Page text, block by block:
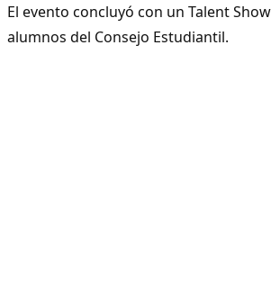
El evento concluyó con un Talent
alumnos del Consejo Estudiantil.